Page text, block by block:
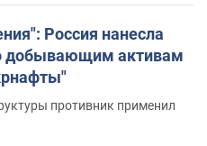
Россия нанесла
добывающим активам
противник применил